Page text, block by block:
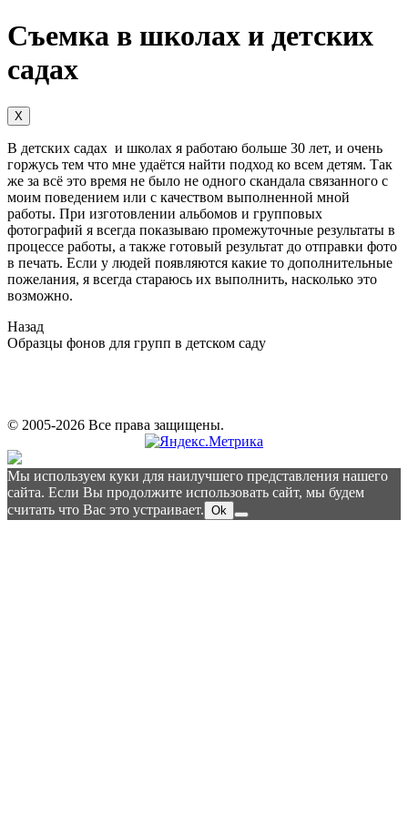
Съемка в школах и детских
садах
X
В детских садах и школах я работаю больше 30 лет, и очень
горжусь тем что мне удаётся найти подход ко всем детям. Так
же за всё это время не было не одного скандала связанного с
моим поведением или с качеством выполненной мной
работы. При изготовлении альбомов и групповых
фотографий я всегда показываю промежуточные результаты в
процессе работы, а также готовый результат до отправки фото
в печать. Если у людей появляются какие то дополнительные
пожелания, я всегда стараюсь их выполнить, насколько это
возможно.
Назад
Образцы фонов для групп в детском саду
© 2005-2026 Все права защищены.
Мы используем куки для наилучшего представления нашего
сайта. Если Вы продолжите использовать сайт, мы будем
считать что Вас это устраивает. Ok